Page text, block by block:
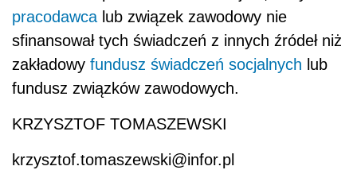
pracodawcalub związek zawodowy nie
sfinansował tych świadczeń z innych źródeł niż
zakładowy fundusz świadczeń socjalnych lub
fundusz związków zawodowych.
KRZYSZTOF TOMASZEWSKI
krzysztof.tomaszewski@infor.pl